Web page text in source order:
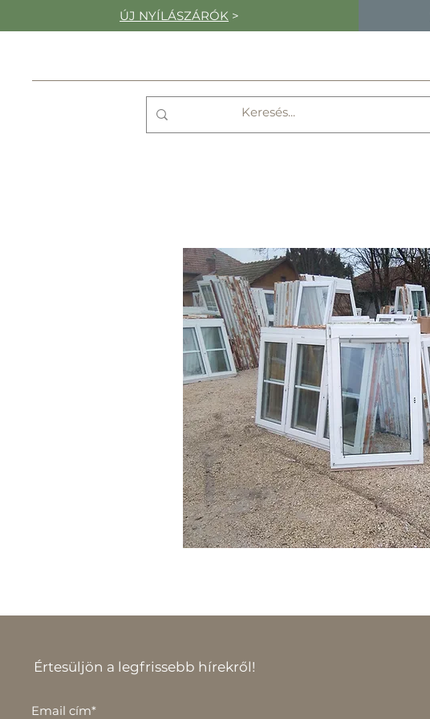
ÚJ NYÍLÁSZÁRÓK >
Értesüljön a legfrissebb hírekről!
Email cím*